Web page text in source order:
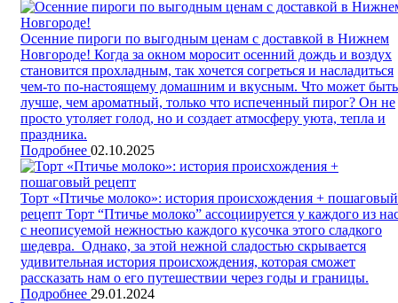
Осенние пироги по выгодным ценам с доставкой в Нижнем
Новгороде! Когда за окном моросит осенний дождь и воздух
становится прохладным, так хочется согреться и насладиться
чем-то по-настоящему домашним и вкусным. Что может быть
лучше, чем ароматный, только что испеченный пирог? Он не
просто утоляет голод, но и создает атмосферу уюта, тепла и
праздника.
Подробнее 02.10.2025
Торт «Птичье молоко»: история происхождения + пошаговый
рецепт Торт “Птичье молоко” ассоциируется у каждого из
с неописуемой нежностью каждого кусочка этого сладкого
шедевра. Однако, за этой нежной сладостью скрывается
удивительная история происхождения, которая сможет
рассказать нам о его путешествии через годы и границы.
Подробнее 29.01.2024